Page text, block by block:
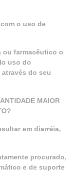
o uso de
ou farmacêutico o
uso do
através do seu
MAIOR
em diarréia,
procurado,
e de suporte